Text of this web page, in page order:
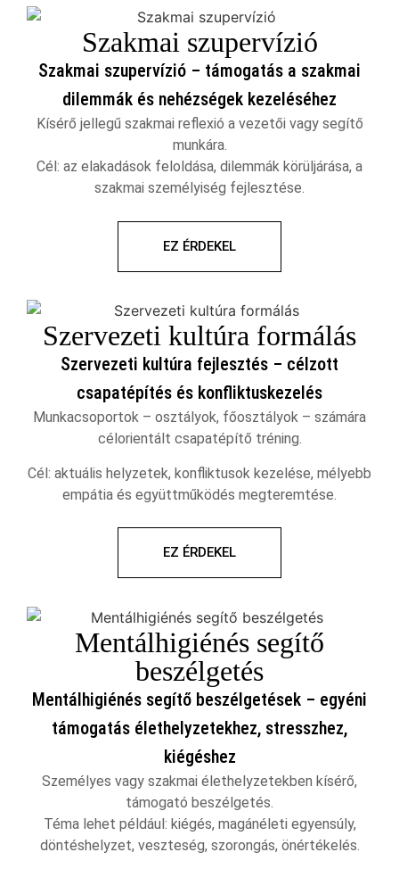
Szakmai szupervízió
Szakmai szupervízió – támogatás a szakmai
dilemmák és nehézségek kezeléséhez
Kísérő jellegű szakmai reflexió a vezetői vagy segítő
munkára.
Cél: az elakadások feloldása, dilemmák körüljárása, a
szakmai személyiség fejlesztése.
EZ ÉRDEKEL
Szervezeti kultúra formálás
Szervezeti kultúra fejlesztés – célzott
csapatépítés és konfliktuskezelés
Munkacsoportok – osztályok, főosztályok – számára
célorientált csapatépítő tréning.
Cél: aktuális helyzetek, konfliktusok kezelése, mélyebb
empátia és együttműködés megteremtése.
EZ ÉRDEKEL
Mentálhigiénés segítő
beszélgetés
Mentálhigiénés segítő beszélgetések – egyéni
támogatás élethelyzetekhez, stresszhez,
kiégéshez
Személyes vagy szakmai élethelyzetekben kísérő,
támogató beszélgetés.
Téma lehet például: kiégés, magánéleti egyensúly,
döntéshelyzet, veszteség, szorongás, önértékelés.